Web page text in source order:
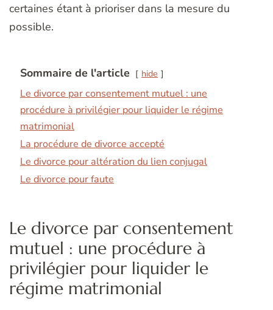
certaines étant à prioriser dans la mesure du
possible.
Sommaire de l'article hide
Le divorce par consentement mutuel : une
procédure à privilégier pour liquider le régime
matrimonial
La procédure de divorce accepté
Le divorce pour altération du lien conjugal
Le divorce pour faute
Le divorce par consentement
mutuel : une procédure à
privilégier pour liquider le
régime matrimonial